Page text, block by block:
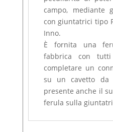
campo, mediante
con giuntatrici tipo
Inno.
È fornita una
fabbrica con
completare un
su un cavetto
presente anche il
ferula sulla